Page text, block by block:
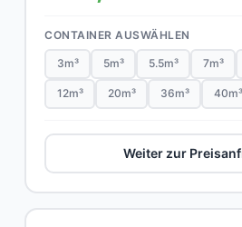
CONTAINER AUSWÄHLEN
3m³ 5m³ 5.5m³ 7m³
12m³ 20m³ 36m³ 40m³
Weiter zur